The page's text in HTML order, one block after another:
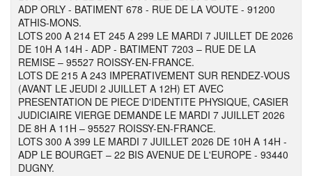
ADP ORLY - BATIMENT 678 - RUE DE LA VOUTE - 91200
ATHIS-MONS.
LOTS 200 A 214 ET 245 A 299 LE MARDI 7 JUILLET DE 2026
DE 10H A 14H - ADP - BATIMENT 7203 – RUE DE LA
REMISE – 95527 ROISSY-EN-FRANCE.
LOTS DE 215 A 243 IMPERATIVEMENT SUR RENDEZ-VOUS
(AVANT LE JEUDI 2 JUILLET A 12H) ET AVEC
PRESENTATION DE PIECE D'IDENTITE PHYSIQUE, CASIER
JUDICIAIRE VIERGE DEMANDE LE MARDI 7 JUILLET 2026
DE 8H A 11H – 95527 ROISSY-EN-FRANCE.
LOTS 300 A 399 LE MARDI 7 JUILLET 2026 DE 10H A 14H -
ADP LE BOURGET – 22 BIS AVENUE DE L'EUROPE - 93440
DUGNY.